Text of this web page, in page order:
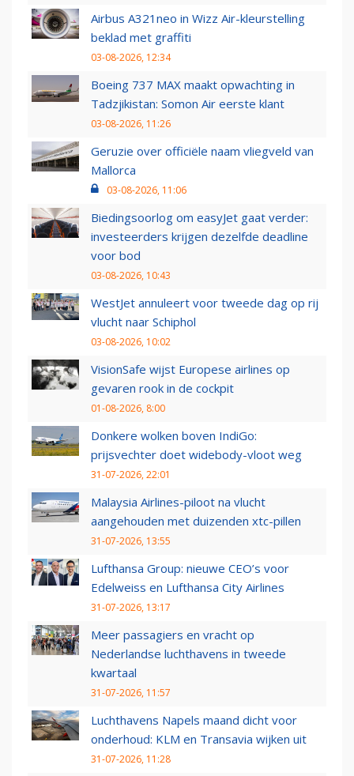
Airbus A321neo in Wizz Air-kleurstelling
beklad met graffiti
03-08-2026, 12:34
Boeing 737 MAX maakt opwachting in
Tadzjikistan: Somon Air eerste klant
03-08-2026, 11:26
Geruzie over officiële naam vliegveld van
Mallorca
03-08-2026, 11:06
Biedingsoorlog om easyJet gaat verder:
investeerders krijgen dezelfde deadline
voor bod
03-08-2026, 10:43
WestJet annuleert voor tweede dag op rij
vlucht naar Schiphol
03-08-2026, 10:02
VisionSafe wijst Europese airlines op
gevaren rook in de cockpit
01-08-2026, 8:00
Donkere wolken boven IndiGo:
prijsvechter doet widebody-vloot weg
31-07-2026, 22:01
Malaysia Airlines-piloot na vlucht
aangehouden met duizenden xtc-pillen
31-07-2026, 13:55
Lufthansa Group: nieuwe CEO’s voor
Edelweiss en Lufthansa City Airlines
31-07-2026, 13:17
Meer passagiers en vracht op
Nederlandse luchthavens in tweede
kwartaal
31-07-2026, 11:57
Luchthavens Napels maand dicht voor
onderhoud: KLM en Transavia wijken uit
31-07-2026, 11:28